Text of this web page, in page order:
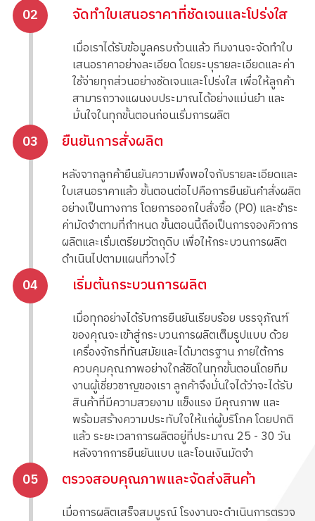
02 จัดทำใบเสนอราคาที่ชัดเจนและโปร่งใส
เมื่อเราได้รับข้อมูลครบถ้วนแล้ว ทีมงานจะจัดทำใบ
เสนอราคาอย่างละเอียด โดยระบุรายละเอียดและค่า
ใช้จ่ายทุกส่วนอย่างชัดเจนและโปร่งใส เพื่อให้ลูกค้า
สามารถวางแผนงบประมาณได้อย่างแม่นยำ และ
มั่นใจในทุกขั้นตอนก่อนเริ่มการผลิต
03 ยืนยันการสั่งผลิต
หลังจากลูกค้ายืนยันความพึงพอใจกับรายละเอียดและ
ใบเสนอราคาแล้ว ขั้นตอนต่อไปคือการยืนยันคำสั่งผลิต
อย่างเป็นทางการ โดยการออกใบสั่งซื้อ (PO) และชำระ
ค่ามัดจำตามที่กำหนด ขั้นตอนนี้ถือเป็นการจองคิวการ
ผลิตและเริ่มเตรียมวัตถุดิบ เพื่อให้กระบวนการผลิต
ดำเนินไปตามแผนที่วางไว้
04 เริ่มต้นกระบวนการผลิต
เมื่อทุกอย่างได้รับการยืนยันเรียบร้อย บรรจุภัณฑ์
ของคุณจะเข้าสู่กระบวนการผลิตเต็มรูปแบบ ด้วย
เครื่องจักรที่ทันสมัยและได้มาตรฐาน ภายใต้การ
ควบคุมคุณภาพอย่างใกล้ชิดในทุกขั้นตอนโดยทีม
งานผู้เชี่ยวชาญของเรา ลูกค้าจึงมั่นใจได้ว่าจะได้รับ
สินค้าที่มีความสวยงาม แข็งแรง มีคุณภาพ และ
พร้อมสร้างความประทับใจให้แก่ผู้บริโภค โดยปกติ
แล้ว ระยะเวลาการผลิตอยู่ที่ประมาณ 25 - 30 วัน
หลังจากการยืนยันแบบ และโอนเงินมัดจำ
05 ตรวจสอบคุณภาพและจัดส่งสินค้า
เมื่อการผลิตเสร็จสมบูรณ์ โรงงานจะดำเนินการตรวจ